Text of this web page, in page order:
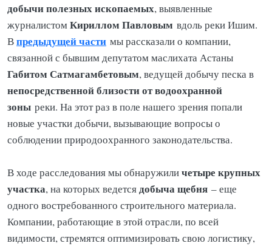
добычи полезных ископаемых, выявленные
журналистомКириллом Павловым вдоль реки Ишим.
Впредыдущей части мы рассказали о компании,
связанной с бывшим депутатом маслихата Астаны
Габитом Сатмагамбетовым, ведущей добычу песка в
непосредственной близости от водоохранной
зоны реки. На этот раз в поле нашего зрения попали
новые участки добычи, вызывающие вопросы о
соблюдении природоохранного законодательства.
В ходе расследования мы обнаружиличетыре крупных
участка, на которых ведетсядобыча щебня – еще
одного востребованного строительного материала.
Компании, работающие в этой отрасли, по всей
видимости, стремятся оптимизировать свою логистику,